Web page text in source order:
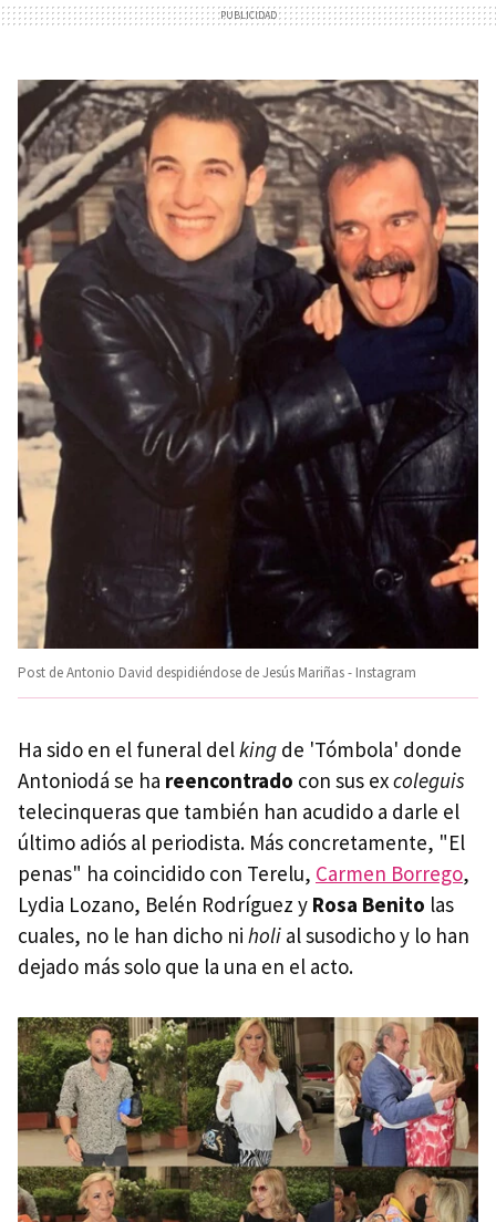
Post de Antonio David despidiéndose de Jesús Mariñas - Instagram
Ha sido en el funeral delking de 'Tómbola' donde
Antoniodá se ha reencontrado con sus excoleguis
telecinqueras que también han acudido a darle el
último adiós al periodista. Más concretamente, "El
penas" ha coincidido con Terelu, Carmen Borrego,
Lydia Lozano, Belén Rodríguez y Rosa Benito las
cuales, no le han dicho ni holi al susodicho y lo han
dejado más solo que la una en el acto.